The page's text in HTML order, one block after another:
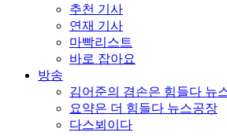
추천 기사
연재 기사
마빡리스트
바로 잡아요
방송
김어준의 겸손은 힘들다 뉴
요약은 더 힘들다 뉴스공장
다스뵈이다